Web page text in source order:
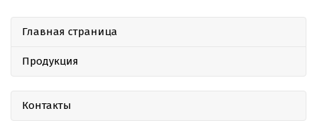
Главная страница
Продукция
Контакты